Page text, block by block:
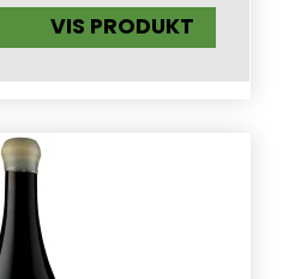
VIS PRODUKT